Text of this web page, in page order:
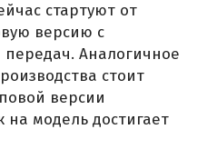
стартуют от
версию с
Аналогичное
стоит
версии
модель достигает